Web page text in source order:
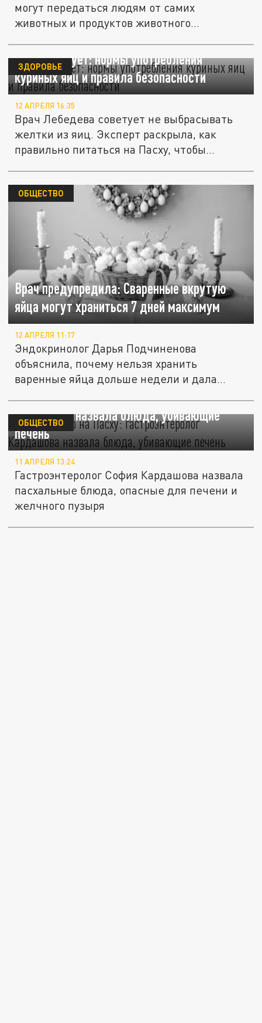
могут передаться людям от самих
животных и продуктов животного...
Врач советует: нормы употребления
куриных яиц и правила безопасности
ЗДОРОВЬЕ
12 АПРЕЛЯ 16:35
Врач Лебедева советует не выбрасывать
желтки из яиц. Эксперт раскрыла, как
правильно питаться на Пасху, чтобы...
Врач предупредила: Сваренные вкрутую
яйца могут храниться 7 дней максимум
ОБЩЕСТВО
12 АПРЕЛЯ 11:17
Эндокринолог Дарья Подчиненова
объяснила, почему нельзя хранить
варенные яйца дольше недели и дала
Не ешьте это на Пасху: гастроэнтеролог
Кардашова назвала блюда, убивающие
печень
ОБЩЕСТВО
11 АПРЕЛЯ 13:24
Гастроэнтеролог София Кардашова назвала
пасхальные блюда, опасные для печени и
желчного пузыря